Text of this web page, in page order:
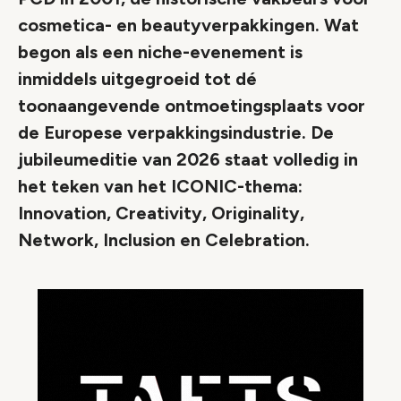
cosmetica- en beautyverpakkingen. Wat
begon als een niche-evenement is
inmiddels uitgegroeid tot dé
toonaangevende ontmoetingsplaats voor
de Europese verpakkingsindustrie. De
jubileumeditie van 2026 staat volledig in
het teken van het ICONIC-thema:
Innovation, Creativity, Originality,
Network, Inclusion en Celebration.